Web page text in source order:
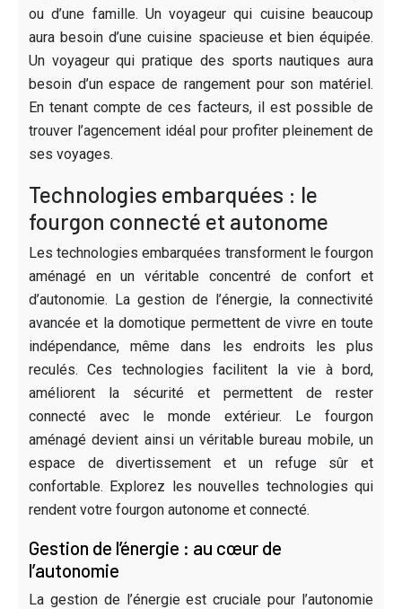
ou d’une famille. Un voyageur qui cuisine beaucoup
aura besoin d’une cuisine spacieuse et bien équipée.
Un voyageur qui pratique des sports nautiques aura
besoin d’un espace de rangement pour son matériel.
En tenant compte de ces facteurs, il est possible de
trouver l’agencement idéal pour profiter pleinement de
ses voyages.
Technologies embarquées : le
fourgon connecté et autonome
Les technologies embarquées transforment le fourgon
aménagé en un véritable concentré de confort et
d’autonomie. La gestion de l’énergie, la connectivité
avancée et la domotique permettent de vivre en toute
indépendance, même dans les endroits les plus
reculés. Ces technologies facilitent la vie à bord,
améliorent la sécurité et permettent de rester
connecté avec le monde extérieur. Le fourgon
aménagé devient ainsi un véritable bureau mobile, un
espace de divertissement et un refuge sûr et
confortable. Explorez les nouvelles technologies qui
rendent votre fourgon autonome et connecté.
Gestion de l’énergie : au cœur de
l’autonomie
La gestion de l’énergie est cruciale pour l’autonomie